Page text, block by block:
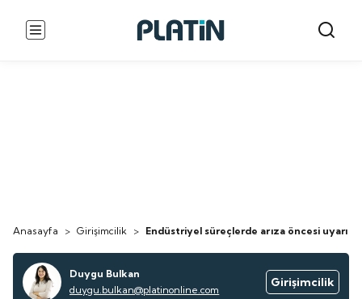
Anasayfa > Girişimcilik > Endüstriyel süreçlerde arıza öncesi uyarı
Duygu Bulkan
duygu.bulkan@platinonline.com
Girişimcilik